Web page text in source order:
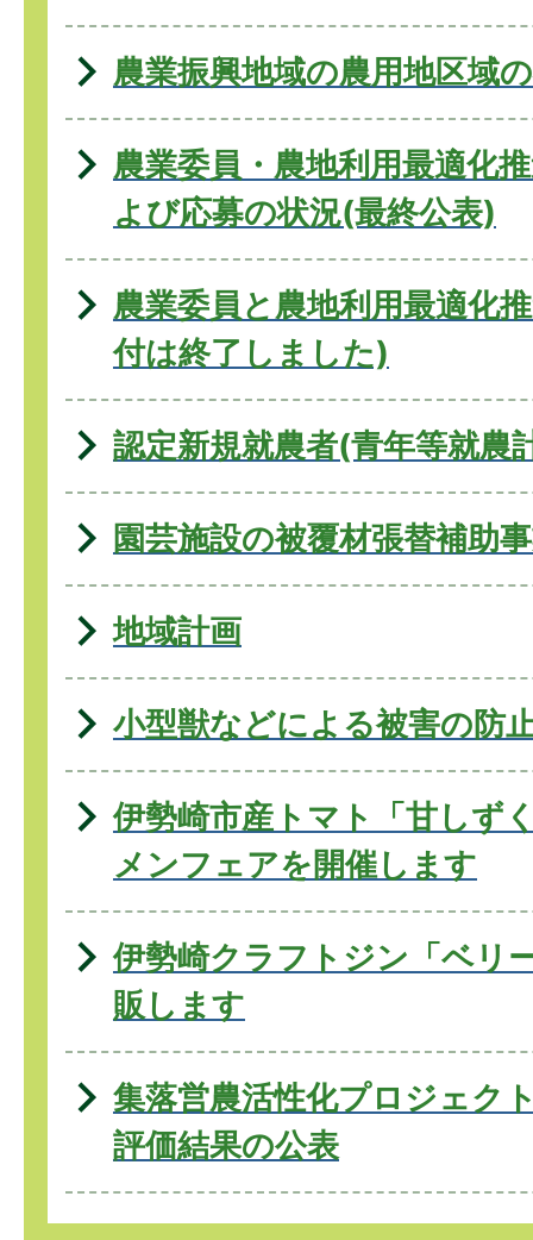
農業振興地域の農用地区域
農業委員・農地利用最適化
よび応募の状況(最終公表)
農業委員と農地利用最適化
付は終了しました)
認定新規就農者(青年等就農
園芸施設の被覆材張替補助
地域計画
小型獣などによる被害の防
伊勢崎市産トマト「甘しず
メンフェアを開催します
伊勢崎クラフトジン「ベリ
販します
集落営農活性化プロジェク
評価結果の公表